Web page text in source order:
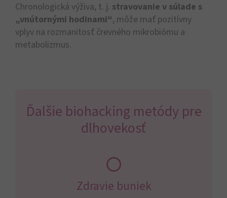
Chronologická výživa, t. j. stravovanie v súlade s
„vnútornými hodinami“, môže mať pozitívny
vplyv na rozmanitosť črevného mikrobiómu a
metabolizmus.
Ďalšie biohacking metódy pre
dlhovekosť
Zdravie buniek